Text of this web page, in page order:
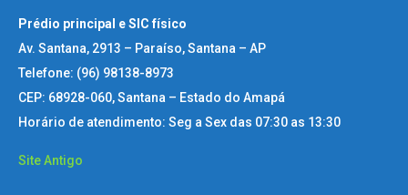
Prédio principal e SIC físico
Av. Santana, 2913 – Paraíso, Santana – AP
Telefone: (96) 98138-8973
CEP: 68928-060, Santana – Estado do Amapá
Horário de atendimento: Seg a Sex das 07:30 as 13:30
Site Antigo